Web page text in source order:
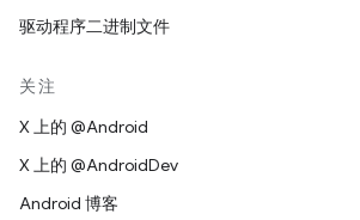
驱动程序二进制文件
关注
X 上的 @Android
X 上的 @AndroidDev
Android 博客